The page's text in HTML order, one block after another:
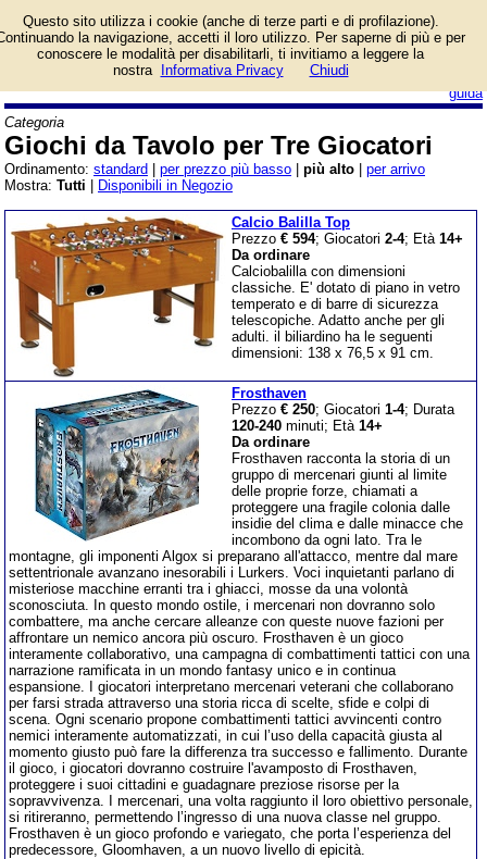
guida
Lista giochi da tavolo
categoria Giochi da
Tavolo per Tre Giocatori.
Categoria
Giochi da Tavolo per Tre Giocatori
Ordinamento: standard per prezzo più basso più alto
per arrivo
Mostra: Tutti Disponibili in Negozio
Calcio Balilla Top
Prezzo € 594; Giocatori 2-4; Età 14+
Da ordinare
Calciobalilla con dimensioni
classiche. E' dotato di piano in vetro
temperato e di barre di sicurezza
telescopiche. Adatto anche per gli
adulti. il biliardino ha le seguenti
dimensioni: 138 x 76,5 x 91 cm.
Frosthaven
Prezzo € 250; Giocatori 1-4; Durata
120-240 minuti; Età 14+
Da ordinare
Frosthaven racconta la storia di un
gruppo di mercenari giunti al limite
delle proprie forze, chiamati a
proteggere una fragile colonia dalle
insidie del clima e dalle minacce che
incombono da ogni lato. Tra le
montagne, gli imponenti Algox si preparano all'attacco, mentre dal mare
settentrionale avanzano inesorabili i Lurkers. Voci inquietanti parlano di
misteriose macchine erranti tra i ghiacci, mosse da una volontà
sconosciuta. In questo mondo ostile, i mercenari non dovranno solo
combattere, ma anche cercare alleanze con queste nuove fazioni per
affrontare un nemico ancora più oscuro. Frosthaven è un gioco
interamente collaborativo, una campagna di combattimenti tattici con una
narrazione ramificata in un mondo fantasy unico e in continua
espansione. I giocatori interpretano mercenari veterani che collaborano
per farsi strada attraverso una storia ricca di scelte, sfide e colpi di
scena. Ogni scenario propone combattimenti tattici avvincenti contro
nemici interamente automatizzati, in cui l’uso della capacità giusta al
momento giusto può fare la differenza tra successo e fallimento. Durante
il gioco, i giocatori dovranno costruire l'avamposto di Frosthaven,
proteggere i suoi cittadini e guadagnare preziose risorse per la
sopravvivenza. I mercenari, una volta raggiunto il loro obiettivo personale,
si ritireranno, permettendo l’ingresso di una nuova classe nel gruppo.
Frosthaven è un gioco profondo e variegato, che porta l’esperienza del
predecessore, Gloomhaven, a un nuovo livello di epicità.
Questo sito utilizza i cookie (anche di terze parti e di profilazione).
la navigazione, accetti il loro utilizzo. Per saperne di più e per
conoscere le modalità per disabilitarli, ti invitiamo a leggere la
nostra
Informativa Privacy Chiudi